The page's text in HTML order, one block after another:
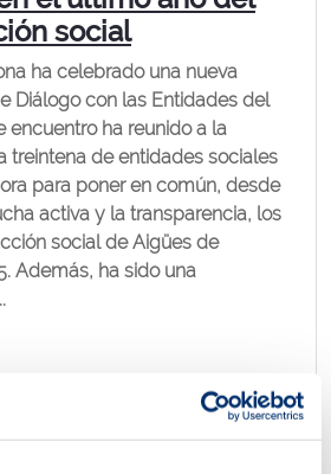
social
ha celebrado una nueva
Diálogo con las Entidades del
encuentro ha reunido a la
treintena de entidades sociales
para poner en común, desde
activa y la transparencia, los
social de Aigües de
Además, ha sido una